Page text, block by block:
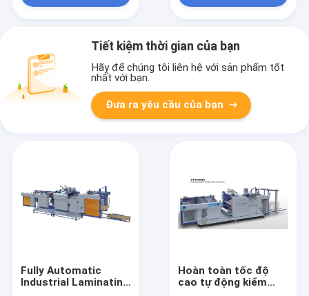
Tiết kiệm thời gian của bạn
Hãy để chúng tôi liên hệ với sản phẩm tốt
nhất với bạn.
Đưa ra yêu cầu của bạn
Fully Automatic
Industrial Laminating
Hoàn toàn tốc độ
cao tự động kiểm